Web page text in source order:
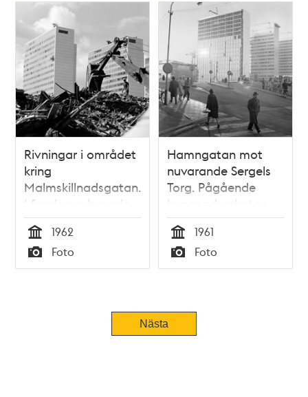
Rivningar i området
kring
Malmskillnadsgatan.
I fonden nybyggda
kontorshöghus i
Hötorgscity,
hötorgshusen
Tid
1962
Typ
Foto
Hamngatan mot
nuvarande Sergels
Torg. Pågående
byggnadsarbeten
på femte
hötorgshuset. T.h.
provisorisk bro för
Sveavägen
Tid
1961
Typ
Foto
Nästa